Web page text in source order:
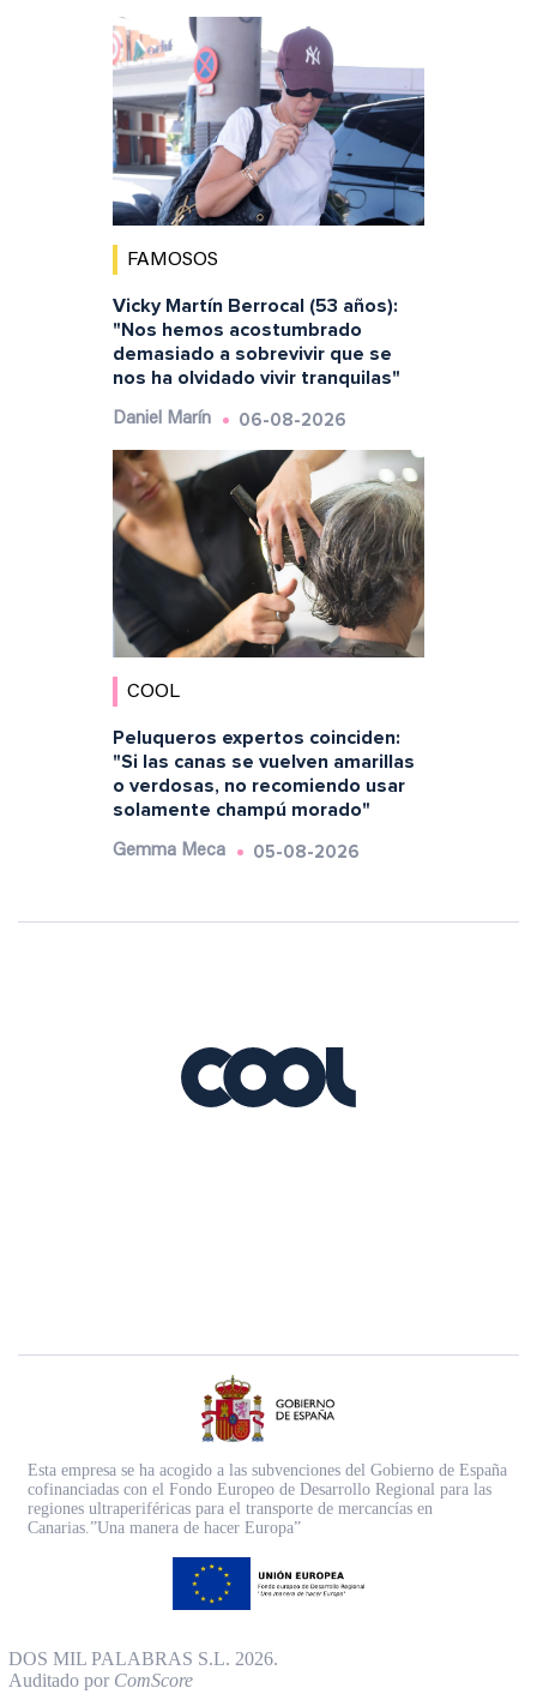
FAMOSOS
Vicky Martín Berrocal (53 años):
"Nos hemos acostumbrado
demasiado a sobrevivir que se
nos ha olvidado vivir tranquilas"
Daniel Marín 06-08-2026
COOL
Peluqueros expertos coinciden:
"Si las canas se vuelven amarillas
o verdosas, no recomiendo usar
solamente champú morado"
Gemma Meca 05-08-2026
Esta empresa se ha acogido a las subvenciones del Gobierno de España
cofinanciadas con el Fondo Europeo de Desarrollo Regional para las
regiones ultraperiféricas para el transporte de mercancías en
Canarias.”Una manera de hacer Europa”
DOS MIL PALABRAS S.L. 2026.
Auditado por ComScore